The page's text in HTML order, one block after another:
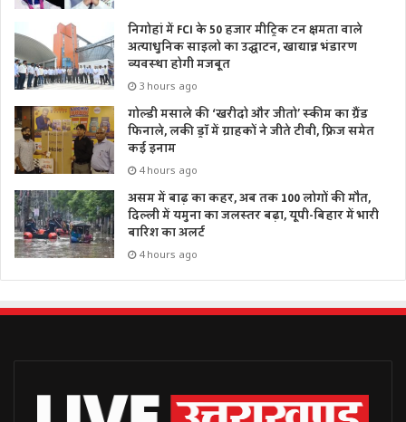
निगोहां में FCI के 50 हजार मीट्रिक टन क्षमता वाले
अत्याधुनिक साइलो का उद्घाटन, खाद्यान्न भंडारण
व्यवस्था होगी मजबूत
3 hours ago
गोल्डी मसाले की ‘खरीदो और जीतो’ स्कीम का ग्रैंड
फिनाले, लकी ड्रॉ में ग्राहकों ने जीते टीवी, फ्रिज समेत
कई इनाम
4 hours ago
असम में बाढ़ का कहर, अब तक 100 लोगों की मौत,
दिल्ली में यमुना का जलस्तर बढ़ा, यूपी-बिहार में भारी
बारिश का अलर्ट
4 hours ago